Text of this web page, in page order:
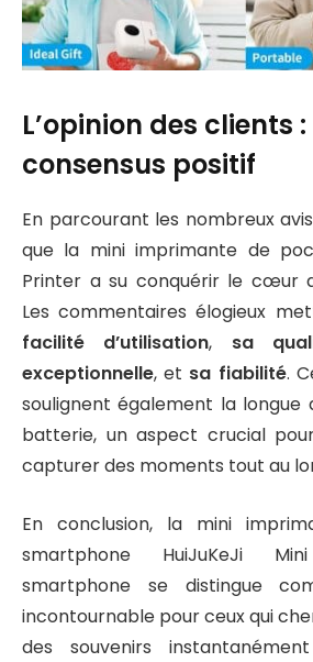
L’opinion des clients :
consensus positif
En parcourant les nombreux
que la mini imprimante de
Printer a su conquérir le cœur
Les commentaires élogieux
facilité d’utilisation, sa
exceptionnelle, et sa fiabilité.
soulignent également la longue
batterie, un aspect crucial
capturer des moments tout au
En conclusion, la mini
smartphone HuiJuKeJi
smartphone se distingue
incontournable pour ceux qui
des souvenirs